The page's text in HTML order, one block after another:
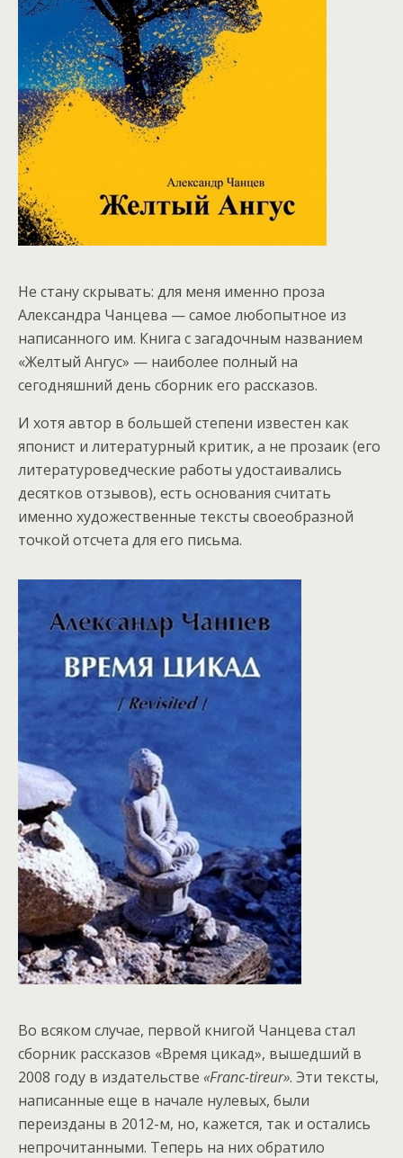
Не стану скрывать: для меня именно проза
Александра Чанцева — самое любопытное из
написанного им. Книга с загадочным названием
«Желтый Ангус» — наиболее полный на
сегодняшний день сборник его рассказов.
И хотя автор в большей степени известен как
японист и литературный критик, а не прозаик (его
литературоведческие работы удостаивались
десятков отзывов), есть основания считать
именно художественные тексты своеобразной
точкой отсчета для его письма.
Во всяком случае, первой книгой Чанцева стал
сборник рассказов «Время цикад», вышедший в
2008 году в издательстве «Franc-tireur». Эти тексты,
написанные еще в начале нулевых, были
переизданы в 2012-м, но, кажется, так и остались
непрочитанными. Теперь на них обратило